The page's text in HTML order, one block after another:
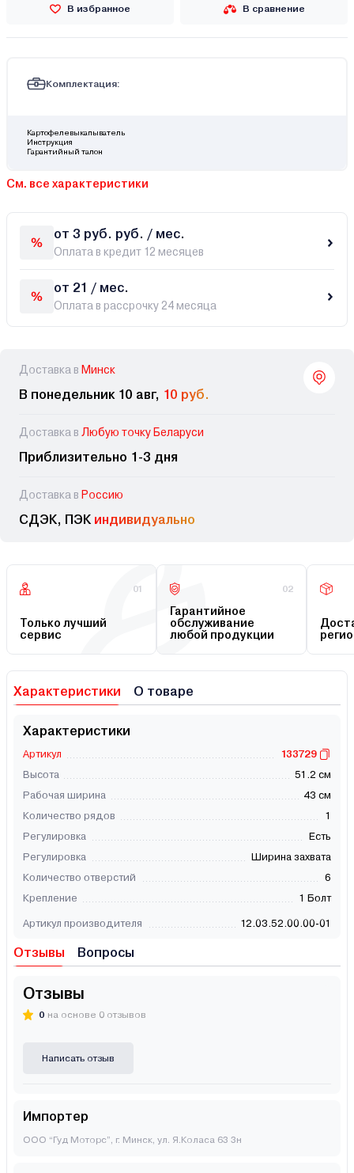
В избранное В сравнение
Комплектация:
Картофелевыкапыватель
Инструкция
Гарантийный талон
См. все характеристики
от 3 руб. руб. / мес.
Оплата в кредит 12 месяцев
от 21 / мес.
Оплата в рассрочку 24 месяца
Доставка в Минск
В понедельник 10 авг, 10 руб.
Доставка в Любую точку Беларуси
Приблизительно 1-3 дня
Доставка в Россию
СДЭК, ПЭК индивидуально
01
Только лучший
сервис
02
Гарантийное
обслуживание
любой продукции
Характеристики О товаре
Характеристики
Артикул
133729
Высота
51.2 см
Рабочая ширина
43 см
Количество рядов
1
Регулировка
Есть
Регулировка
Ширина захвата
Количество отверстий
6
Крепление
1 Болт
Артикул производителя 12.03.52.00.00-01
Отзывы Вопросы
Отзывы
0 на основе 0 отзывов
Написать отзыв
Импортер
ООО “Гуд Моторс”, г. Минск, ул. Я.Коласа 63 3н